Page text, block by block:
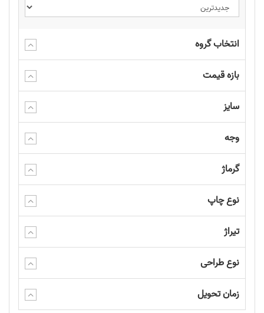
انتخاب گروه
بازه قیمت
سایز
وجه
گرماژ
نوع چاپ
تیراژ
نوع طراحی
زمان تحویل